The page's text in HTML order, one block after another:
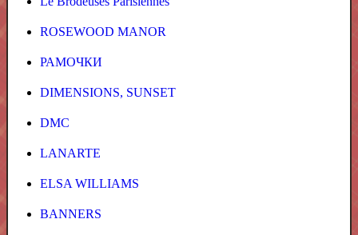
ROSEWOOD MANOR
РАМОЧКИ
DIMENSIONS, SUNSET
DMC
LANARTE
ELSA WILLIAMS
BANNERS